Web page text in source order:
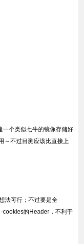
一个类似七牛的镜像存储好
～不过目测应该比直接上
法可行；不过要是全
cookies的Header，不利于